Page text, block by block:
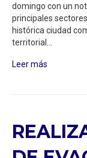
domingo con un
principales
histórica ciudad
territorial…
Leer más